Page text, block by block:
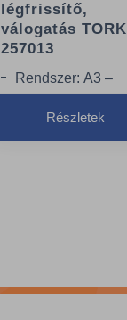
légfrissítő,
válogatás TORK
257013
Rendszer: A3 –
Folyamatosan
működő légfrissítő
rendszer
Részletek